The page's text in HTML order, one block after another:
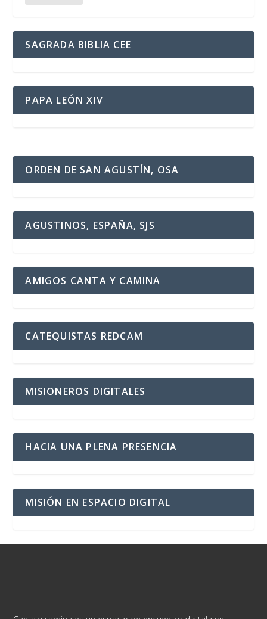
SAGRADA BIBLIA CEE
PAPA LEÓN XIV
ORDEN DE SAN AGUSTÍN, OSA
AGUSTINOS, ESPAÑA, SJS
AMIGOS CANTA Y CAMINA
CATEQUISTAS REDCAM
MISIONEROS DIGITALES
HACIA UNA PLENA PRESENCIA
MISIÓN EN ESPACIO DIGITAL